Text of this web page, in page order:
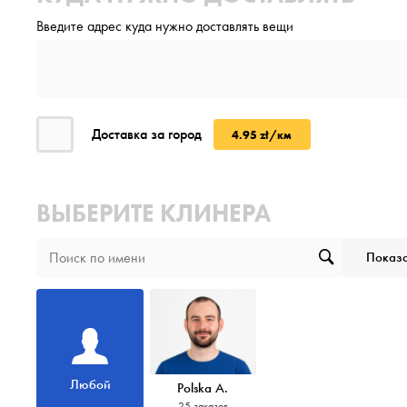
Введите адрес куда нужно доставлять вещи
Доставка за город 4.95 zł/км
ВЫБЕРИТЕ КЛИНЕРА
Любой Polska A.